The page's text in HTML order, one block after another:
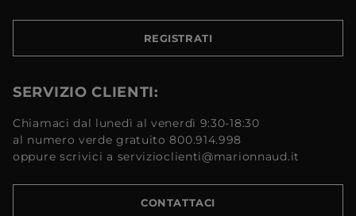
REGISTRATI
SERVIZIO CLIENTI:
Chiamaci dal lunedì al venerdì 9:30-18:30
al numero verde gratuito 800.914.998
oppure scrivici a servizioclienti@marionnaud.it
CONTATTACI